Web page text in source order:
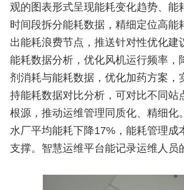
观的图表形式呈现能耗变化趋势、能
时间段拆分能耗数据，精细定位高
出能耗浪费节点，推送针对性优化
能耗数据分析，优化风机运行频率
剂消耗与能耗数据，优化加药方案
持能耗数据对比分析，可对比不同
根源，推动运维管理同质化、精细
水厂平均能耗下降17%，能耗管理
支撑。智慧运维平台能记录运维人员